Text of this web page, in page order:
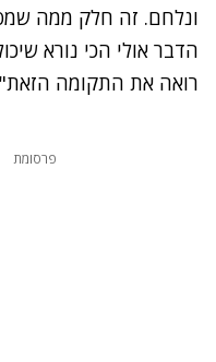
ונלחם. זה חלק ממה
הדבר אולי הכי נורא
רואה את התקומה
פרסומת